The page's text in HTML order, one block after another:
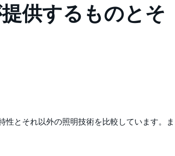
供するものとそ
とそれ以外の照明技術を比較しています。ま